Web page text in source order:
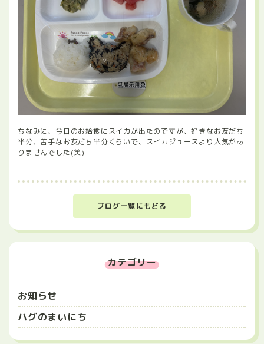
ちなみに、今日のお給食にスイカが出たのですが、好きなお友だち
半分、苦手なお友だち半分くらいで、スイカジュースより人気があ
りませんでした(笑)
ブログ一覧にもどる
カテゴリー
お知らせ
ハグのまいにち